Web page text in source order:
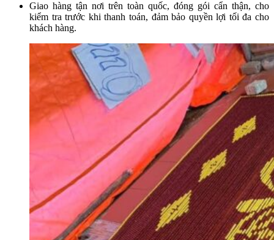
Giao hàng tận nơi trên toàn quốc, đóng gói cẩn thận, cho
kiểm tra trước khi thanh toán, đảm bảo quyền lợi tối đa cho
khách hàng.